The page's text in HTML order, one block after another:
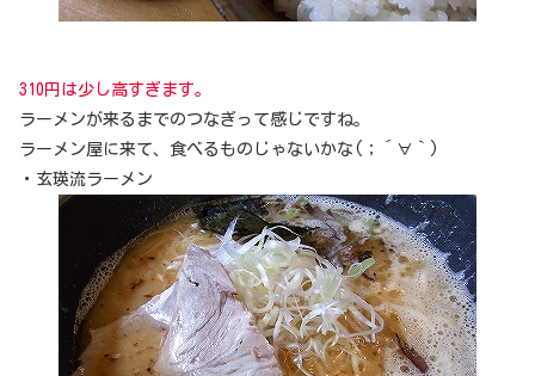
310円は少し高すぎます。
ラーメンが来るまでのつなぎって感じですね。
ラーメン屋に来て、食べるものじゃないかな(；´∀｀)
・玄瑛流ラーメン